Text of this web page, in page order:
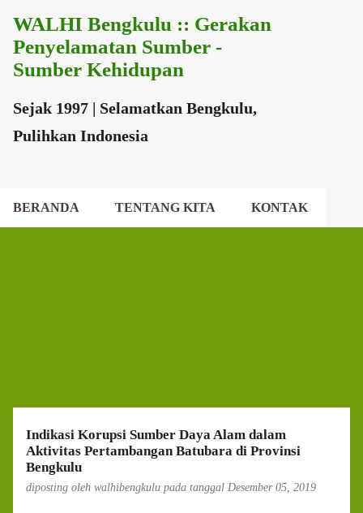
Langsung ke konten utama
WALHI Bengkulu :: Gerakan
Penyelamatan Sumber -
Sumber Kehidupan
Sejak 1997 | Selamatkan Bengkulu,
Pulihkan Indonesia
BERANDA TENTANG KITA KONTAK
Indikasi Korupsi Sumber Daya Alam dalam
Aktivitas Pertambangan Batubara di Provinsi
Bengkulu
diposting oleh walhibengkulu pada tanggal Desember 05, 2019